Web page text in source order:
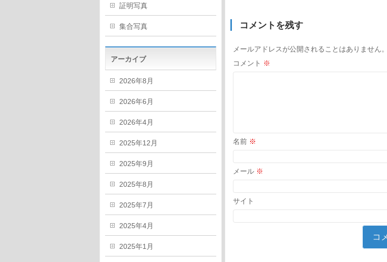
コメントを残す
メールアドレスが公開されることはありません。
コメント ※
名前 ※
メール ※
サイト
証明写真
集合写真
アーカイブ
2026年8月
2026年6月
2026年4月
2025年12月
2025年9月
2025年8月
2025年7月
2025年4月
2025年1月